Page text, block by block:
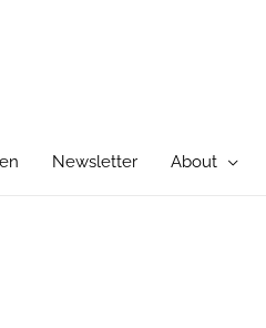
Newsletter About